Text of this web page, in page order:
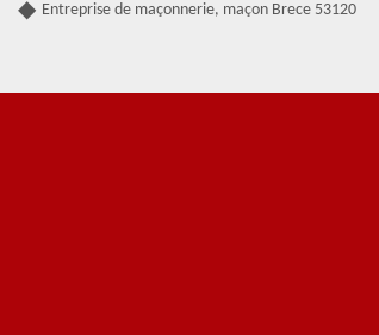
Entreprise de maçonnerie, maçon Brece 53120